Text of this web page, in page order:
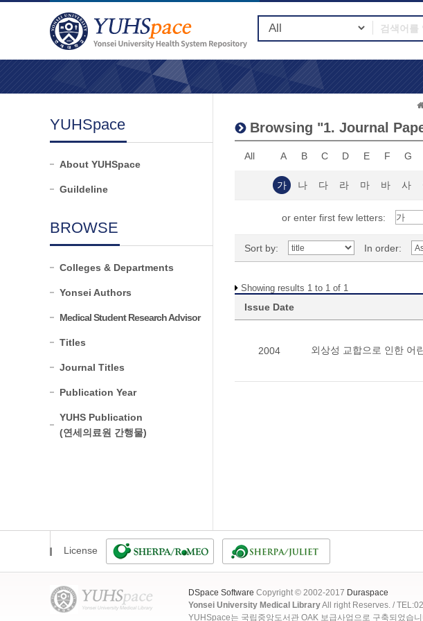
YUHSpace
About YUHSpace
Guildeline
BROWSE
Colleges & Departments
Yonsei Authors
Medical Student Research Advisor
Titles
Journal Titles
Publication Year
YUHS Publication
(연세의료원 간행물)
Browsing "1. Journal
All A B C D E F G
가 나 다 라 마 바 사
or enter first few letters:
Sort by: In order:
Showing results 1 to 1 of 1
Issue Date
2004 외상성 교합으로 인한 어
License
DSpace Software Copyright © 2002-2017 Duraspace
Yonsei University Medical LibraryAll right Reserves. /
YUHSpace는 국립중앙도서관 OAK 보급사업으로 구축되었습